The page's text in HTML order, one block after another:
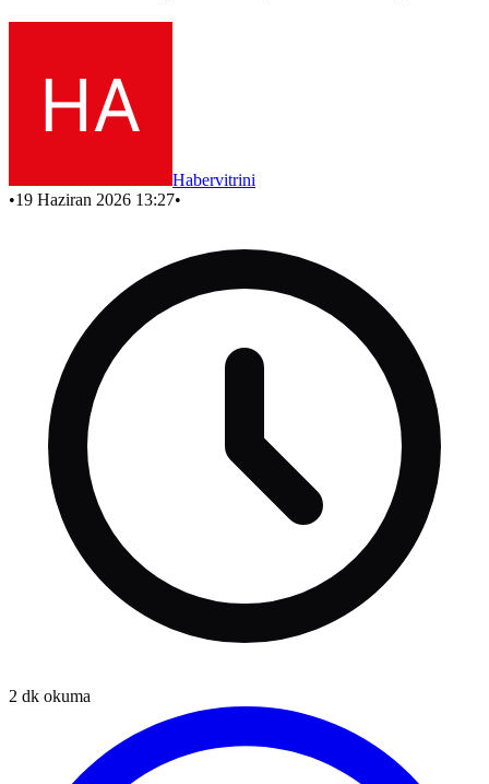
Habervitrini
•19 Haziran 2026 13:27•
2 dk okuma